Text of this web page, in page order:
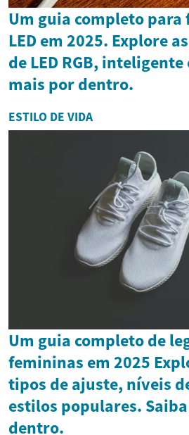
Um guia completo para
LED em 2025. Explore
de LED RGB,
mais por dentro.
ESTILO DE VIDA
Um guia completo de
femininas em 2025
tipos de ajuste, níveis
estilos populares.
dentro.